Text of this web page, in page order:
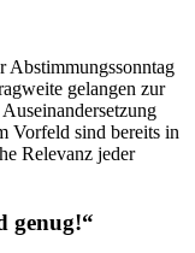
Abstimmungssonntag
gelangen zur
Vorfeld sind bereits in
Relevanz jeder
genug!“